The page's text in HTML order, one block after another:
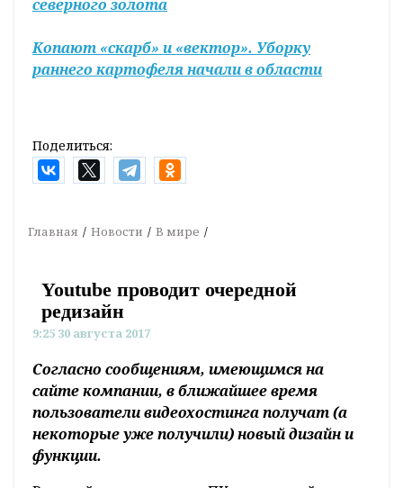
северного золота
Копают «скарб» и «вектор». Уборку
раннего картофеля начали в области
Поделиться:
Главная Новости В мире
Youtube проводит очередной
редизайн
9:25 30 августа 2017